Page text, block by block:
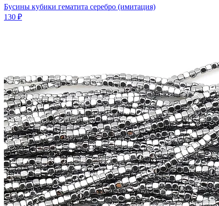
Бусины кубики гематита серебро (имитация)
130 ₽